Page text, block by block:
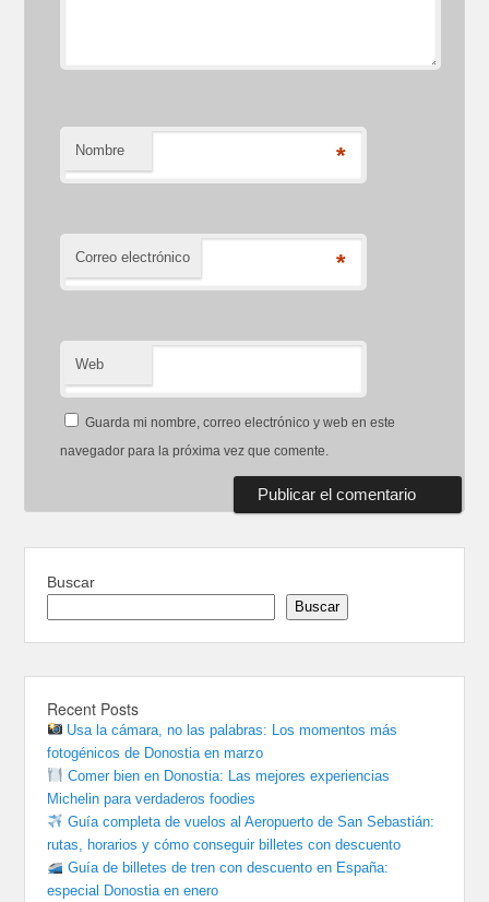
Nombre *
Correo electrónico *
Web
Guarda mi nombre, correo electrónico y web en este
navegador para la próxima vez que comente.
Buscar
Buscar
Recent Posts
Usa la cámara, no las palabras: Los momentos más
fotogénicos de Donostia en marzo
Comer bien en Donostia: Las mejores experiencias
Michelin para verdaderos foodies
Guía completa de vuelos al Aeropuerto de San Sebastián:
rutas, horarios y cómo conseguir billetes con descuento
Guía de billetes de tren con descuento en España:
especial Donostia en enero